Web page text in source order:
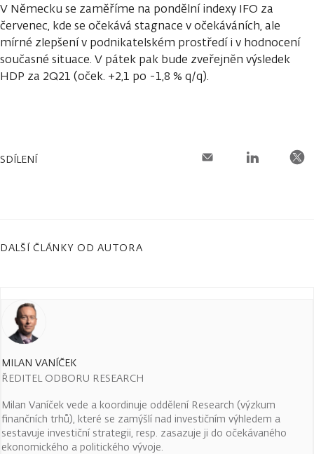
V Německu se zaměříme na pondělní indexy IFO za
červenec, kde se očekává stagnace v očekáváních, ale
mírné zlepšení v podnikatelském prostředí i v hodnocení
současné situace. V pátek pak bude zveřejněn výsledek
HDP za 2Q21 (oček. +2,1 po -1,8 % q/q).
SDÍLENÍ
DALŠÍ ČLÁNKY OD AUTORA
MILAN VANÍČEK
ŘEDITEL ODBORU RESEARCH
Milan Vaníček vede a koordinuje oddělení Research (výzkum
finančních trhů), které se zamýšlí nad investičním výhledem a
sestavuje investiční strategii, resp. zasazuje ji do očekávaného
ekonomického a politického vývoje.